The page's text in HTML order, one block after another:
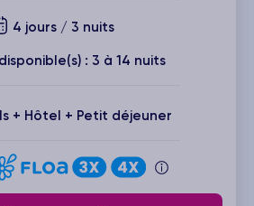
4 jours / 3 nuits
: 3 à 14 nuits
+ Hôtel + Petit déjeuner